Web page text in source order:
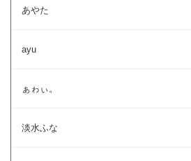
あやた
ayu
ぁゎぃ。
淡水ふな